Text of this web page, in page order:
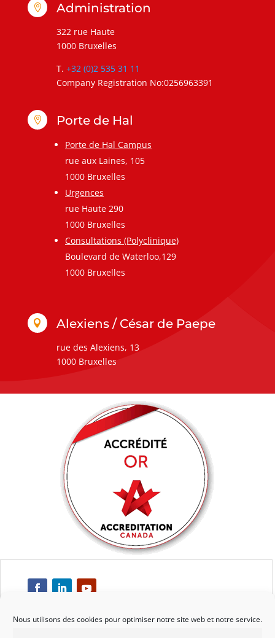
Nous utilisons des cookies pour optimiser notre site web et notre service.
 Administration
322 rue Haute
1000 Bruxelles
T. +32 (0)2 535 31 11
Company Registration No:0256963391
 Porte de Hal
Porte de Hal Campus
rue aux Laines, 105
1000 Bruxelles
Urgences
rue Haute 290
1000 Bruxelles
Consultations (Polyclinique)
Boulevard de Waterloo,129
1000 Bruxelles
 Alexiens / César de Paepe
rue des Alexiens, 13
1000 Bruxelles